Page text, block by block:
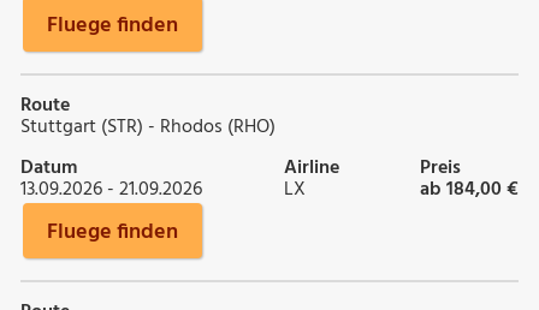
Fluege finden
Route
Stuttgart (STR) - Rhodos (RHO)
Datum
13.09.2026 - 21.09.2026
Airline
LX
Preis
ab 184,00 €
Fluege finden